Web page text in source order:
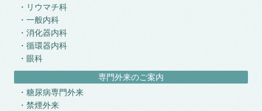
リウマチ科
一般内科
消化器内科
循環器内科
眼科
専門外来のご案内
糖尿病専門外来
禁煙外来